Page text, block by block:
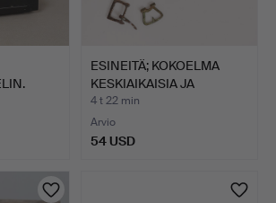
ESINEITÄ; KOKOELMA
KESKIAIKAISIA JA
MYÖHEM…
4 t 22 min
Arvio
54 USD